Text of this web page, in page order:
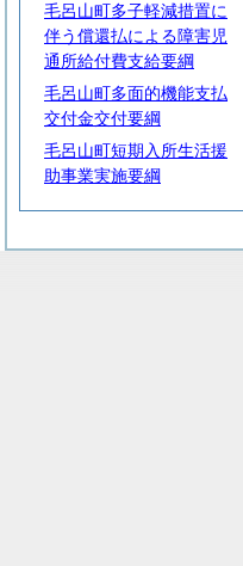
毛呂山町多子軽減措置に
伴う償還払による障害児
通所給付費支給要綱
毛呂山町多面的機能支払
交付金交付要綱
毛呂山町短期入所生活援
助事業実施要綱